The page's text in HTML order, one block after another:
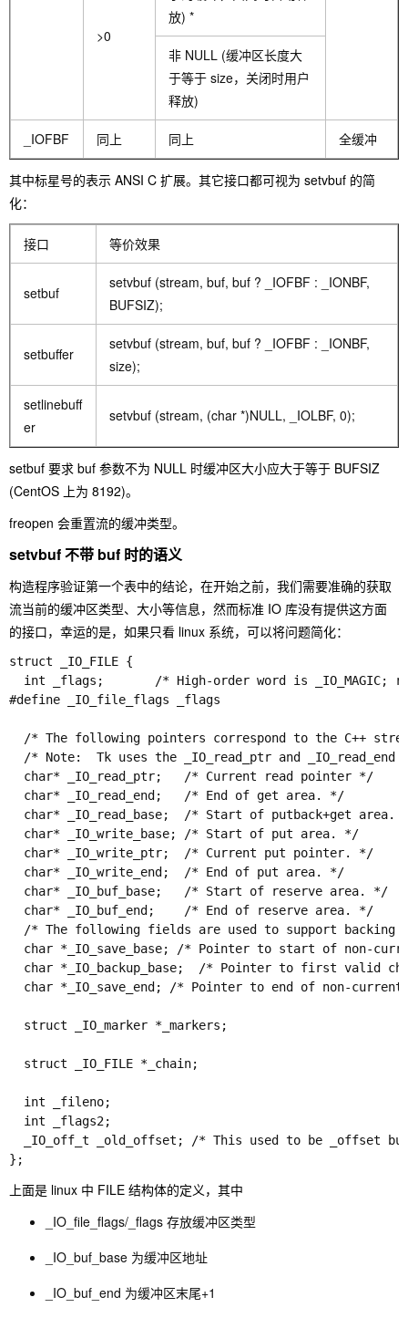
>0
放) *
非 NULL (缓冲区长度大
于等于 size，关闭时用户
释放)
_IOFBF 同上 同上 全缓冲
其中标星号的表示 ANSI C 扩展。其它接口都可视为 setvbuf 的简
化：
接口 等价效果
setbuf
setvbuf (stream, buf, buf ? _IOFBF : _IONBF,
BUFSIZ);
setbuffer
setvbuf (stream, buf, buf ? _IOFBF : _IONBF,
size);
setlinebuff
er
setvbuf (stream, (char *)NULL, _IOLBF, 0);
setbuf 要求 buf 参数不为 NULL 时缓冲区大小应大于等于 BUFSIZ
(CentOS 上为 8192)。
freopen 会重置流的缓冲类型。
setvbuf 不带 buf 时的语义
构造程序验证第一个表中的结论，在开始之前，我们需要准确的获取
流当前的缓冲区类型、大小等信息，然而标准 IO 库没有提供这方面
的接口，幸运的是，如果只看 linux 系统，可以将问题简化：
struct _IO_FILE {
  int _flags;		/* High-order word is _IO_MAGIC; rest is flags. */
#define _IO_file_flags _flags
/* The following pointers correspond to the C++
/* Note:  Tk uses the _IO_read_ptr and _IO_read_end
  char* _IO_read_ptr;	/* Current read pointer */
  char* _IO_read_end;	/* End of get area. */
  char* _IO_read_base;	/* Start of putback+get area. */
  char* _IO_write_base;	/* Start of put area. */
  char* _IO_write_ptr;	/* Current put pointer. */
  char* _IO_write_end;	/* End of put area. */
  char* _IO_buf_base;	/* Start of reserve area. */
  char* _IO_buf_end;	/* End of reserve area. */
/* The following fields are used to support backing
char *_IO_save_base; /* Pointer to start of non-
char *_IO_backup_base;  /* Pointer to first valid
char *_IO_save_end; /* Pointer to end of non-current
  struct _IO_marker *_markers;
  struct _IO_FILE *_chain;
  int _fileno;
  int _flags2;
_IO_off_t _old_offset; /* This used to be _offset
};
上面是 linux 中 FILE 结构体的定义，其中
_IO_file_flags/_flags 存放缓冲区类型
_IO_buf_base 为缓冲区地址
_IO_buf_end 为缓冲区末尾+1